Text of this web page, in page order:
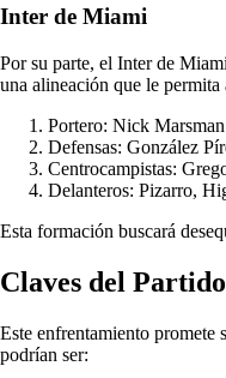
Inter de Miami
Por su parte, el Inter de
una alineación que le
Portero: Nick Marsman
Defensas: González
Centrocampistas:
Delanteros: Pizarro,
Esta formación buscará
Claves del Partido
Este enfrentamiento promete
podrían ser: